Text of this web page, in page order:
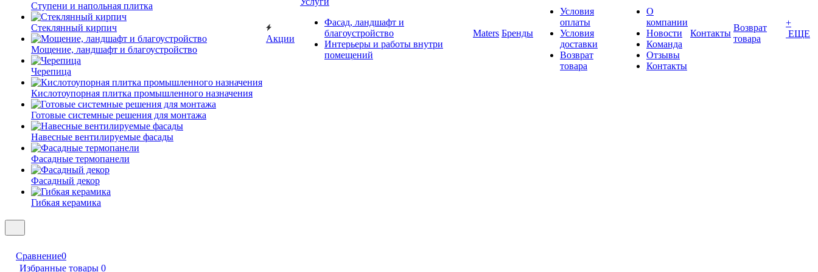
Ступени и напольная плитка
Cтеклянный кирпич
Мощение, ландшафт и благоустройство
Черепица
Кислотоупорная плитка промышленного назначения
Готовые системные решения для монтажа
Навесные вентилируемые фасады
Фасадные термопанели
Фасадный декор
Гибкая керамика
Акции
Фасад, ландшафт и
благоустройство
Интерьеры и работы внутри
помещений
Maters Бренды
Условия
оплаты
Условия
доставки
Возврат
товара
О
компании
Новости
Команда
Отзывы
Контакты
Контакты
Возврат
товара
+
ЕЩЕ
Сравнение0
Избранные товары 0